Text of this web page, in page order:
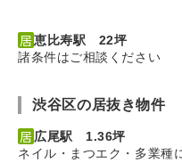
恵比寿駅 22坪
諸条件はご相談ください
渋谷区の居抜き物件
広尾駅 1.36坪
ネイル・まつエク・多業種